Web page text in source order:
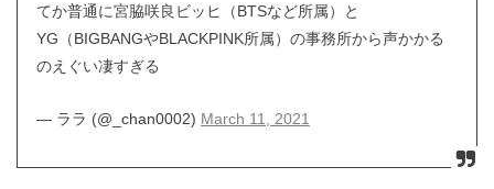
てか普通に宮脇咲良ビッヒ（BTSなど所属）と
YG（BIGBANGやBLACKPINK所属）の事務所から声かかる
のえぐい凄すぎる
— ララ (@_chan0002) March 11, 2021